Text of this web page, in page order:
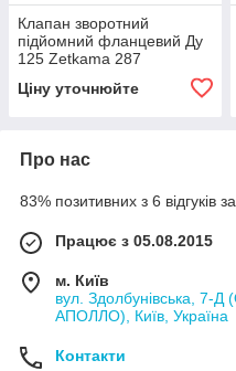
Клапан зворотний
підйомний фланцевий Ду
125 Zetkama 287
Ціну уточнюйте
Про нас
83% позитивних з 6 відгуків за
Працює з 05.08.2015
м. Київ
вул. Здолбунівська, 7-Д
АПОЛЛО), Київ, Україна
Контакти